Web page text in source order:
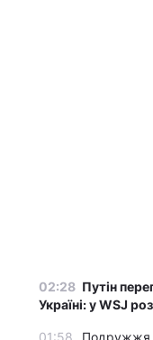
02:28 Путін
Україні: у WSJ
01:58
Подружжя